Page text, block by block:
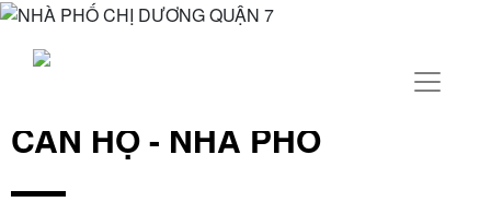
CĂN HỘ - NHÀ PHỐ